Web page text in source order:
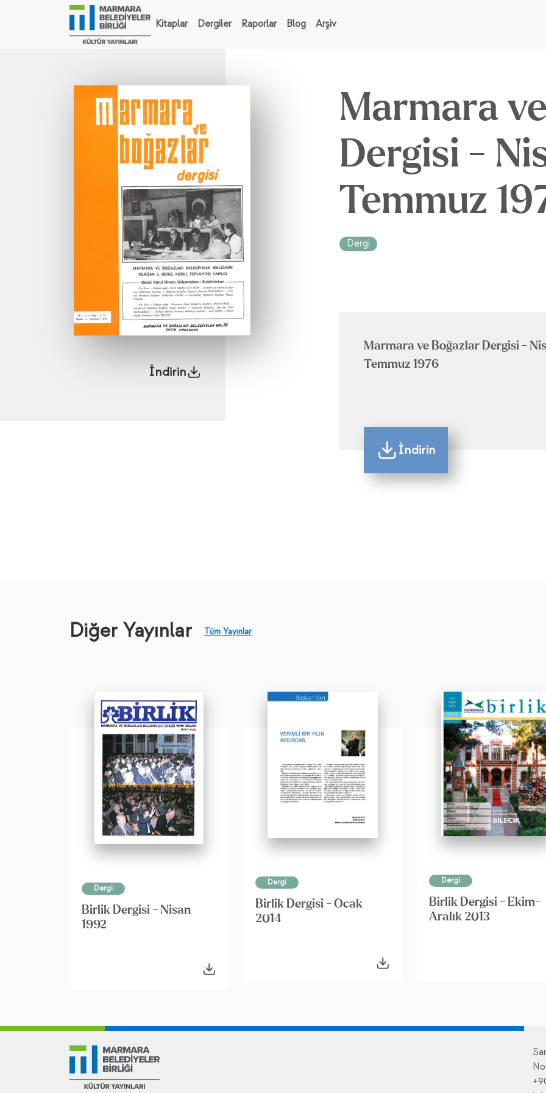
Kitaplar Dergiler Raporlar Blog Arşiv
İndirin
Marmara
Dergisi -
Temmuz
Dergi
Marmara ve Boğazlar Dergisi -
Temmuz 1976
İndirin
Diğer Yayınlar Tüm Yayınlar
Dergi
Birlik Dergisi - Nisan
1992
Dergi
Birlik Dergisi - Ocak
2014
Dergi
Birlik Dergisi - Ekim-
Aralık 2013